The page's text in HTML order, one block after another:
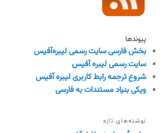
پیوندها
بخش فارسی سایت رسمی لیبره‌آفیس
سایت رسمی لیبره آفیس
شروع ترجمه رابط کاربری لیبره آفیس
ویکی بنیاد مستندات به فارسی
نوشته‌های تازه